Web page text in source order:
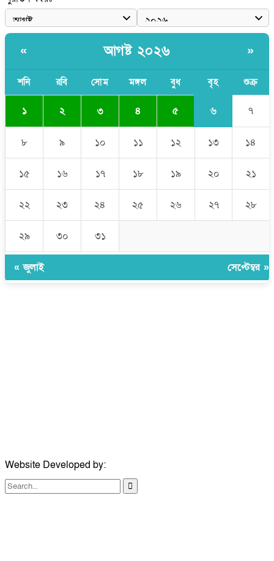
হরমুজের আকাশে ৩ কোটি ডলারের মার্কিন ড্রোন ধ্বংস করল ইরান
‘ইয়া আল্লাহ! ডাকসু ভিপি সাদিক কাইয়ুমের সম্মান রক্ষা করো’
« আগষ্ট ২০২৬ »
শনি রবি সোম মঙ্গল বুধ বৃহ শুক্র
১ ২ ৩ ৪ ৫ ৬ ৭
৮ ৯ ১০ ১১ ১২ ১৩ ১৪
১৫ ১৬ ১৭ ১৮ ১৯ ২০ ২১
২২ ২৩ ২৪ ২৫ ২৬ ২৭ ২৮
২৯ ৩০ ৩১
« জুলাই সেপ্টেম্বর »
Website Developed by: